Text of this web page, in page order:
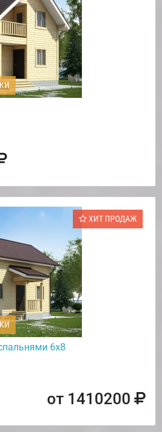
ХИТ ПРОДАЖ
6х8
от 1410200